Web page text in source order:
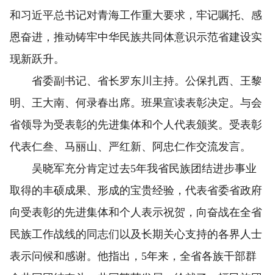
和习近平总书记对青海工作重大要求，牢记嘱托、感
恩奋进，推动铸牢中华民族共同体意识示范省建设实
现新跃升。
省委副书记、省长罗东川主持。公保扎西、王黎
明、王大南、何录春出席。班果宣读表彰决定。与会
省领导为受表彰的先进集体和个人代表颁奖。受表彰
代表仁叁、马丽山、严红新、阿忠仁作交流发言。
吴晓军充分肯定过去5年我省民族团结进步事业
取得的丰硕成果、形成的宝贵经验，代表省委省政府
向受表彰的先进集体和个人表示祝贺，向奋战在全省
民族工作战线的同志们以及长期关心支持的各界人士
表示问候和感谢。他指出，5年来，全省各族干部群